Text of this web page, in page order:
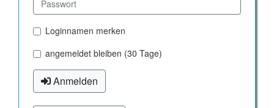
Loginnamen merken
angemeldet bleiben (30 Tage)
Anmelden